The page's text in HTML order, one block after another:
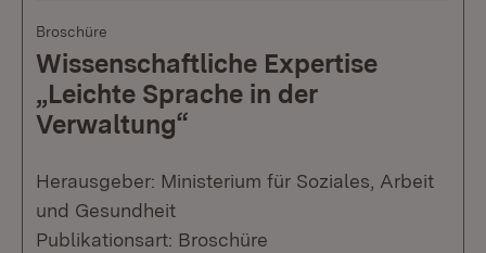
Broschüre
Wissenschaftliche Expertise
„Leichte Sprache in der
Verwaltung“
Herausgeber: Ministerium für Soziales, Arbeit
und Gesundheit
Publikationsart: Broschüre